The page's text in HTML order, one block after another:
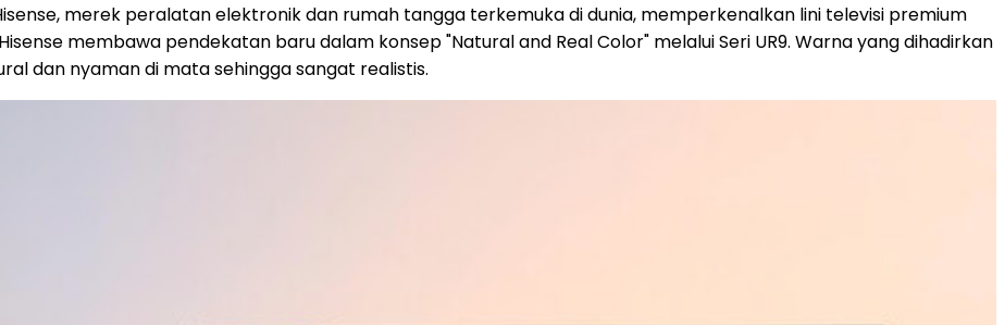
merek peralatan elektronik dan rumah tangga terkemuka di dunia, memperkenalkan lini televisi premium
membawa pendekatan baru dalam konsep "Natural and Real Color" melalui Seri UR9. Warna yang dihadirkan
dan nyaman di mata sehingga sangat realistis.